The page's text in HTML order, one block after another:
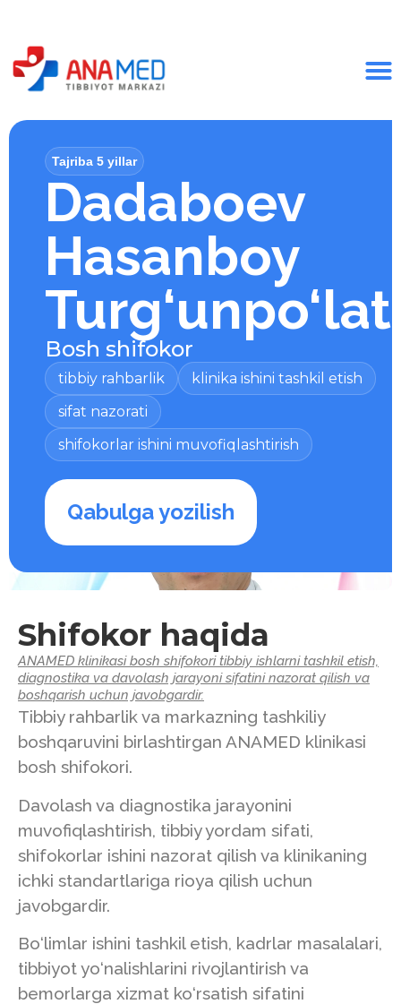
Tajriba 5 yillar
Dadaboev
Hasanboy
Bosh shifokor
tibbiy rahbarlik
klinika ishini tashkil etish
sifat nazorati
shifokorlar ishini muvofiqlashtirish
Qabulga yozilish
Shifokor haqida
ANAMED klinikasi bosh shifokori tibbiy ishlarni tashkil etish,
diagnostika va davolash jarayoni sifatini nazorat qilish va
boshqarish uchun javobgardir.
Tibbiy rahbarlik va markazning tashkiliy
boshqaruvini birlashtirgan ANAMED klinikasi
bosh shifokori.
Davolash va diagnostika jarayonini
muvofiqlashtirish, tibbiy yordam sifati,
shifokorlar ishini nazorat qilish va klinikaning
ichki standartlariga rioya qilish uchun
javobgardir.
Bo‘limlar ishini tashkil etish, kadrlar masalalari,
tibbiyot yo‘nalishlarini rivojlantirish va
bemorlarga xizmat ko‘rsatish sifatini